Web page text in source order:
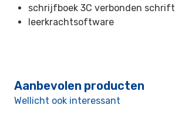
schrijfboek 3C verbonden schrift
leerkrachtsoftware
Aanbevolen producten
Wellicht ook interessant